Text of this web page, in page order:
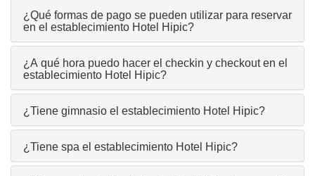
¿Qué formas de pago se pueden utilizar para reservar
en el establecimiento Hotel Hipic?
¿A qué hora puedo hacer el checkin y checkout en el
establecimiento Hotel Hipic?
¿Tiene gimnasio el establecimiento Hotel Hipic?
¿Tiene spa el establecimiento Hotel Hipic?